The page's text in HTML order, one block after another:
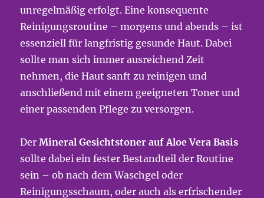
unregelmäßig erfolgt. Eine konsequente
Reinigungsroutine – morgens und abends – ist
essenziell für langfristig gesunde Haut. Dabei
sollte man sich immer ausreichend Zeit
nehmen, die Haut sanft zu reinigen und
anschließend mit einem geeigneten Toner und
einer passenden Pflege zu versorgen.
DerMineral Gesichtstoner auf Aloe Vera Basis
sollte dabei ein fester Bestandteil der Routine
sein – ob nach dem Waschgel oder
Reinigungsschaum, oder auch als erfrischender